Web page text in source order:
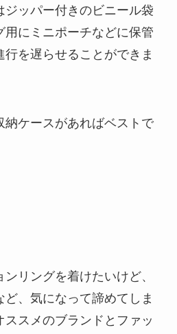
ジッパー付きのビニール袋
用にミニポーチなどに保管
行を遅らせることができま
納ケースがあればベストで
リングを着けたいけど、
、気になって諦めてしま
ススメのブランドとファッ